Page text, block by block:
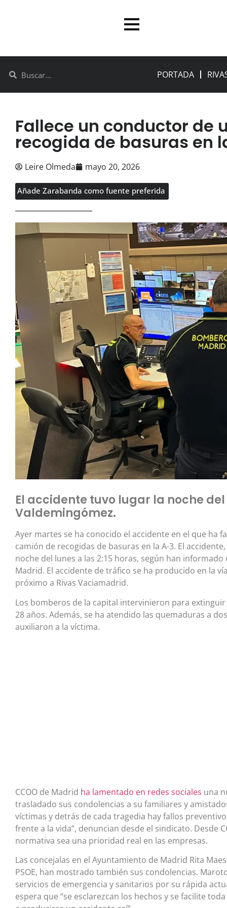
PORTADA
Fallece un conductor de
recogida de basuras en
Leire Olmeda mayo 20, 2026
Añade Zarabanda como fuente preferida
El accidente tuvo lugar la noche
Valdemingómez.
Ayer martes se ha conocido el accidente en el que ha
camión de recogidas de basuras en la A-3. El
noche del lunes a las 2:15 horas, según han
Madrid. El accidente de tráfico se ha producido en la
próximo a Rivas Vaciamadrid.
Los bomberos de la capital intervinieron para
28 años. Además, se ha atendido las quemaduras a
auxiliaron a la víctima.
CCOO de Madrid ha lamentado en redes sociales una
trasladado sus condolencias a su familiares y
víctimas y detrás de cada tragedia hay fallos
frente a la vida”, denuncian desde el sindicato. Desde
normativa sea una prioridad real en las empresas.
Las concejalas en el Ayuntamiento de Madrid Rita
PSOE, han mostrado también sus condolencias.
servicios de emergencia y sanitarios por su rápida
espera que “se esclarezcan los hechos y se facilite